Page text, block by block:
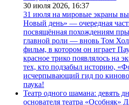
30 июля 2026, 16:37
31 июля на мировые экраны
Новый день» — очередная
посвящённая похождениям
главной роли — вновь Том
фильм, в котором он играет
красное трико появлялось на
тех, кто подзабыл историю,
исчерпывающий гид по
паука!
Театр одного шамана: девять
основателя театра «Особняк»